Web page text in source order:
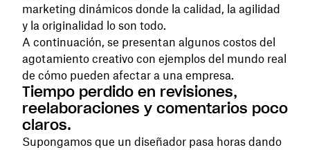
marketing dinámicos donde la calidad, la agilidad
y la originalidad lo son todo.
A continuación, se presentan algunos costos del
agotamiento creativo con ejemplos del mundo real
de cómo pueden afectar a una empresa.
Tiempo perdido en revisiones,
reelaboraciones y comentarios poco
claros.
Supongamos que un diseñador pasa horas dando